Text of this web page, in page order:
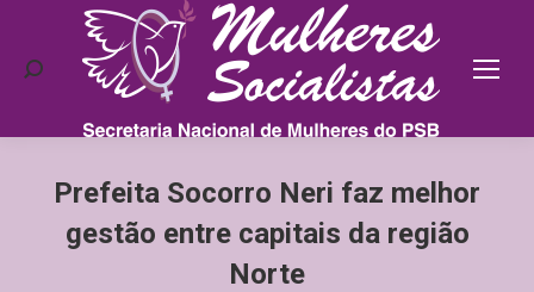
Search:
Prefeita Socorro Neri faz melhor
gestão entre capitais da região
Norte